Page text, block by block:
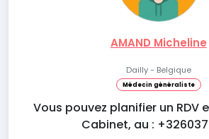
AMAND Micheline
Dailly - Belgique
Médecin généraliste
Vous pouvez planifier un RDV
Cabinet, au :